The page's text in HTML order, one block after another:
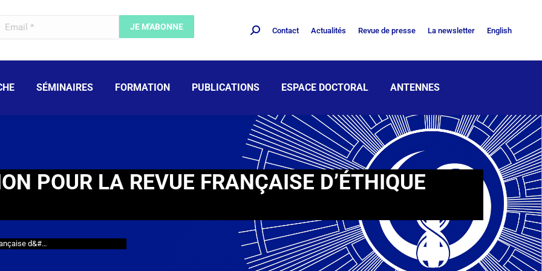
Contact Actualités Revue de presse La newsletter English
SÉMINAIRES FORMATION PUBLICATIONS ESPACE DOCTORAL ANTENNES
POUR LA REVUE FRANÇAISE D’ÉTHIQUE
d&#…